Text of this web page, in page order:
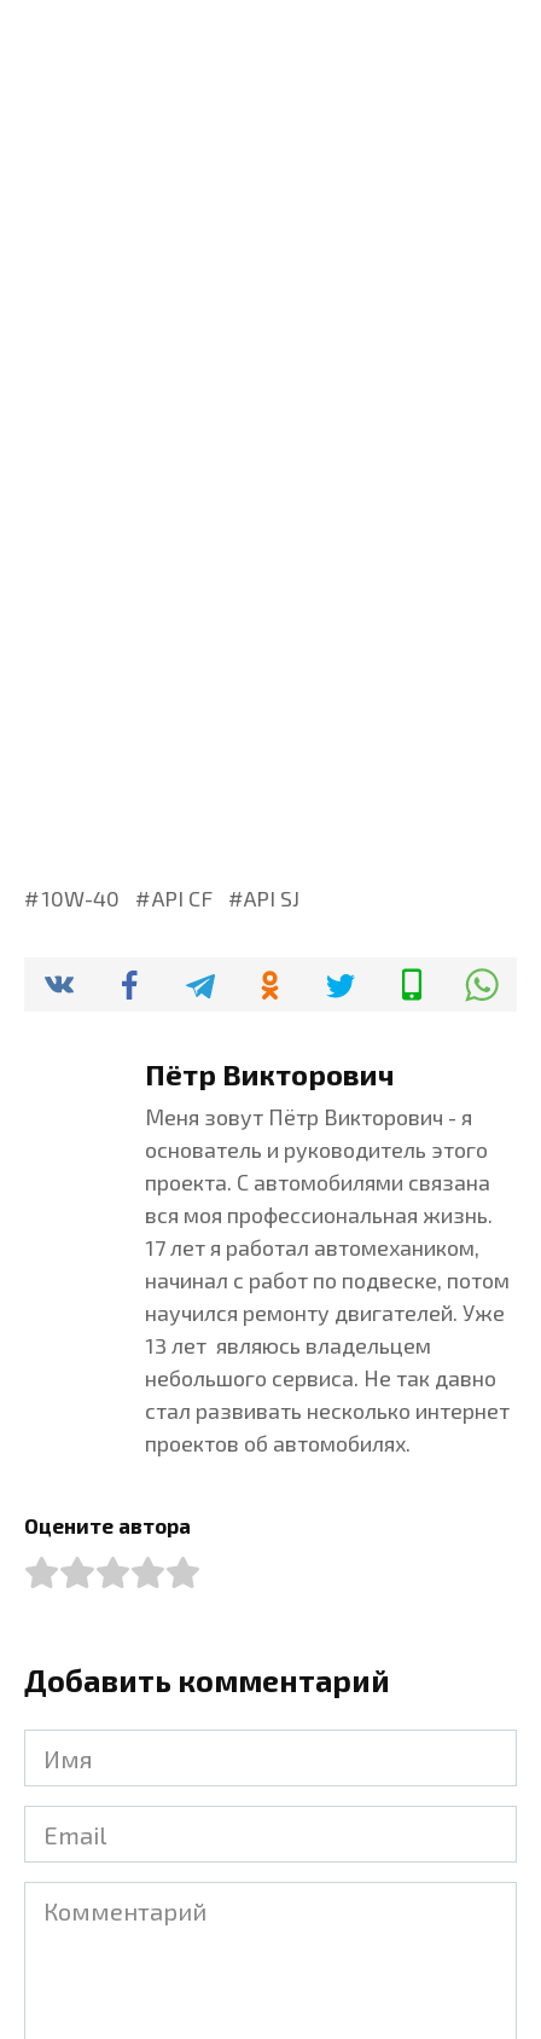
10W-40 API CF API SJ
Пётр Викторович
Меня зовут Пётр Викторович - я
основатель и руководитель этого
проекта. С автомобилями связана
вся моя профессиональная жизнь.
17 лет я работал автомехаником,
начинал с работ по подвеске, потом
научился ремонту двигателей. Уже
13 лет являюсь владельцем
небольшого сервиса. Не так давно
стал развивать несколько интернет
проектов об автомобилях.
Оцените автора
Добавить комментарий
Имя
Email
Комментарий